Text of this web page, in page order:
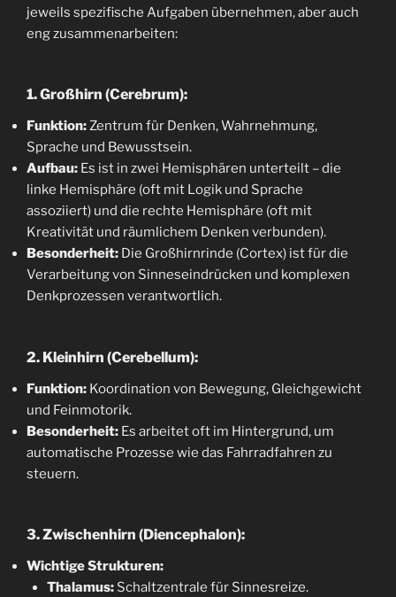
jeweils spezifische Aufgaben übernehmen, aber auch
eng zusammenarbeiten:
1. Großhirn (Cerebrum):
Funktion:Zentrum für Denken, Wahrnehmung,
Sprache und Bewusstsein.
Aufbau: Es ist in zwei Hemisphären unterteilt – die
linke Hemisphäre (oft mit Logik und Sprache
assoziiert) und die rechte Hemisphäre (oft mit
Kreativität und räumlichem Denken verbunden).
Besonderheit: Die Großhirnrinde (Cortex) ist für die
Verarbeitung von Sinneseindrücken und komplexen
Denkprozessen verantwortlich.
2. Kleinhirn (Cerebellum):
Funktion: Koordination von Bewegung, Gleichgewicht
und Feinmotorik.
Besonderheit: Es arbeitet oft im Hintergrund, um
automatische Prozesse wie das Fahrradfahren zu
steuern.
3. Zwischenhirn (Diencephalon):
Wichtige Strukturen:
Thalamus:Schaltzentrale für Sinnesreize.